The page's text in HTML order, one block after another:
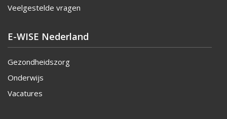
Veelgestelde vragen
E-WISE Nederland
Gezondheidszorg
Onderwijs
Vacatures